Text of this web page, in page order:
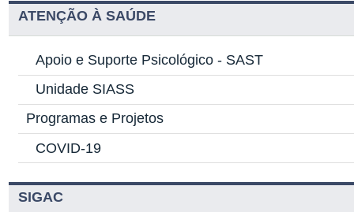
ATENÇÃO À SAÚDE
Apoio e Suporte Psicológico - SAST
Unidade SIASS
Programas e Projetos
COVID-19
SIGAC